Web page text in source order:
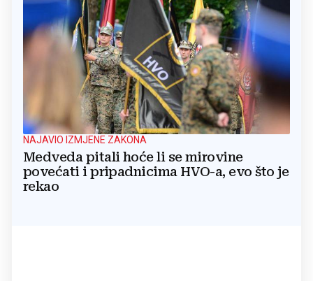
NAJAVIO IZMJENE ZAKONA
Medveda pitali hoće li se mirovine
povećati i pripadnicima HVO-a, evo što je
rekao